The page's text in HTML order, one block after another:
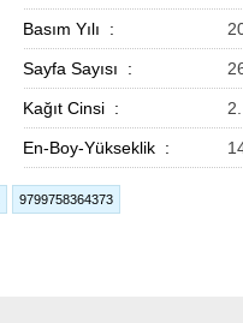
Basım Yılı :
Sayfa Sayısı :
Kağıt Cinsi :
En-Boy-Yükseklik :
9799758364373